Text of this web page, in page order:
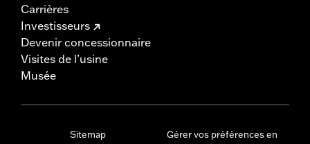
Carrières
Investisseurs
Devenir concessionnaire
Visites de l’usine
Musée
Sitemap
Gérer vos préférences en